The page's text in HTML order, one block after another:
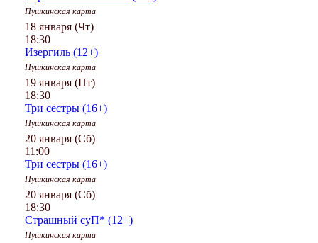
Пушкинская карта
18 января (Чт)
18:30
Изергиль (12+)
Пушкинская карта
19 января (Пт)
18:30
Три сестры (16+)
Пушкинская карта
20 января (Сб)
11:00
Три сестры (16+)
Пушкинская карта
20 января (Сб)
18:30
Страшный суП* (12+)
Пушкинская карта